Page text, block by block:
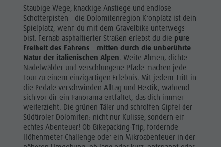
Staubige Wege, knackige Anstiege und endlose
Schotterpisten – die Dolomitenregion Kronplatz ist dein
Spielplatz, wenn du mit dem Gravelbike unterwegs
bist. Fernab asphaltierter Straßen erlebst du die pure
Freiheit des Fahrens – mitten durch die unberührte
Natur der italienischen Alpen. Weite Almen, dichte
Nadelwälder und verschlungene Pfade machen jede
Tour zu einem einzigartigen Erlebnis. Mit jedem Tritt in
die Pedale verschwinden Alltag und Hektik, während
sich vor dir ein Panorama entfaltet, das dich immer
weiterzieht. Die grünen Täler und schroffen Gipfel der
Südtiroler Dolomiten: nicht nur Kulisse, sondern ein
echtes Abenteuer! Ob Bikepacking-Trip, fordernde
Höhenmeter-Challenge oder ein Mikroabenteuer in der